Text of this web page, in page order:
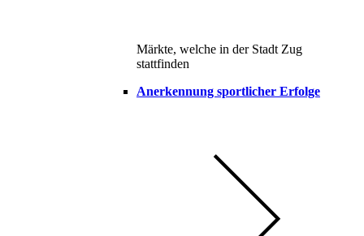
Märkte, welche in der Stadt Zug
stattfinden
Anerkennung sportlicher Erfolge